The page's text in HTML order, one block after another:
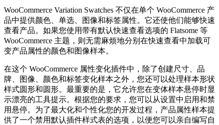
WooCommerce Variation Swatches 不仅在单个 WooCommerce 产
品中提供颜色、单选、图像和标签属性。它还使他们能够快速
查看产品。如果您使用带有默认快速查看选项的 Flatsome 等
WooCommerce 主题，则无需麻烦地分别在快速查看中加载可
变产品属性的颜色和图像样本。
在这个 WooCommerce 属性变化插件中，除了创建尺寸、品
牌、图像、颜色和标签变化样本之外，您还可以处理样本形状
样式圆形和圆形。最重要的是，它允许您在变体样本悬停时显
示漂亮的工具提示。根据您的要求，您可以从设置中启用和禁
用悬停。为了最大化和个性化您的开发过程，产品属性样本提
供了一个禁用默认插件样式表的选项，以便您可以亲自编写自